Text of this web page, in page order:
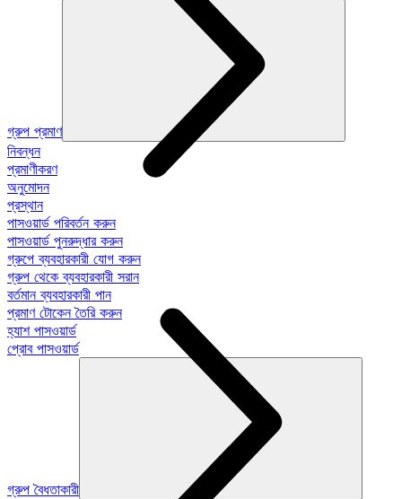
গ্রুপ প্রমাণ
নিবন্ধন
প্রমাণীকরণ
অনুমোদন
প্রস্থান
পাসওয়ার্ড পরিবর্তন করুন
পাসওয়ার্ড পুনরুদ্ধার করুন
গ্রুপে ব্যবহারকারী যোগ করুন
গ্রুপ থেকে ব্যবহারকারী সরান
বর্তমান ব্যবহারকারী পান
প্রমাণ টোকেন তৈরি করুন
হ্যাশ পাসওয়ার্ড
প্রোব পাসওয়ার্ড
গ্রুপ বৈধতাকারী